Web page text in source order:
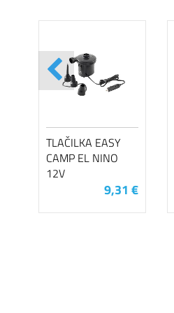
TLAČILKA EASY
CAMP EL NINO
12V
9,31 €